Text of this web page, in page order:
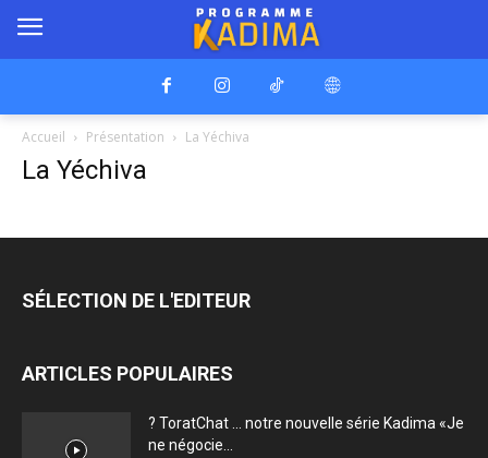
Accueil Présentation La Yéchiva
La Yéchiva
SÉLECTION DE L'EDITEUR
ARTICLES POPULAIRES
? ToratChat … notre nouvelle série Kadima «Je
ne négocie...